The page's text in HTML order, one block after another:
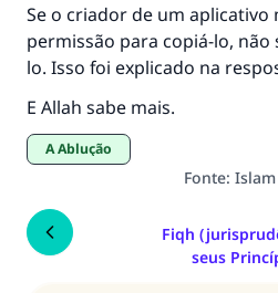
Se o criador de um aplicativo
permissão para copiá-lo,
lo. Isso foi explicado na
E Allah sabe mais.
A Ablução
Fonte: Islam
Fiqh
seus